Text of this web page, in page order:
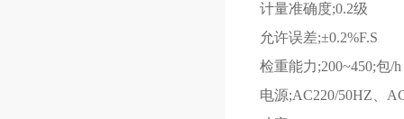
计量准确度;0.2级
允许误差;±0.2%F.S
检重能力;200~450;包/h
电源;AC220/50HZ